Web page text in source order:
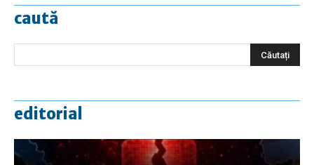
caută
editorial